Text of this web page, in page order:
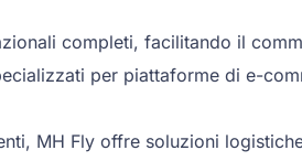
completi, facilitando il
per piattaforme di e-
MH Fly offre soluzioni